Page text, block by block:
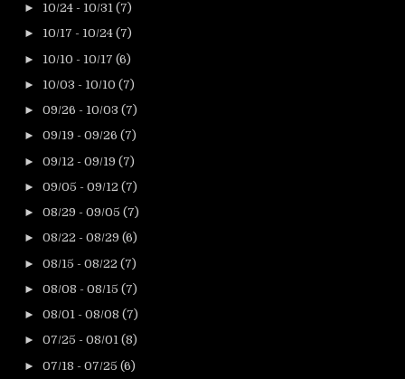
► 10/24 - 10/31 (7)
► 10/17 - 10/24 (7)
► 10/10 - 10/17 (6)
► 10/03 - 10/10 (7)
► 09/26 - 10/03 (7)
► 09/19 - 09/26 (7)
► 09/12 - 09/19 (7)
► 09/05 - 09/12 (7)
► 08/29 - 09/05 (7)
► 08/22 - 08/29 (6)
► 08/15 - 08/22 (7)
► 08/08 - 08/15 (7)
► 08/01 - 08/08 (7)
► 07/25 - 08/01 (8)
► 07/18 - 07/25 (6)